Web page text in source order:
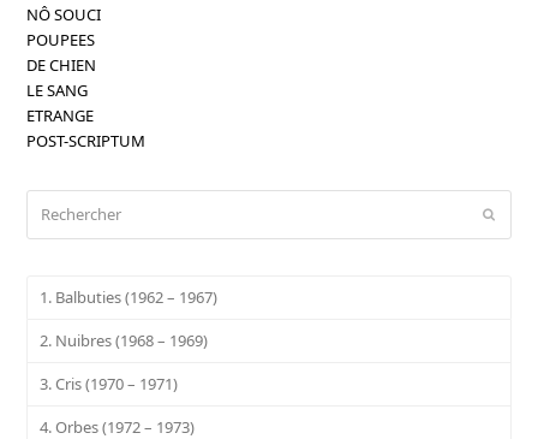
NÔ SOUCI
POUPEES
DE CHIEN
LE SANG
ETRANGE
POST-SCRIPTUM
1. Balbuties (1962 – 1967)
2. Nuibres (1968 – 1969)
3. Cris (1970 – 1971)
4. Orbes (1972 – 1973)